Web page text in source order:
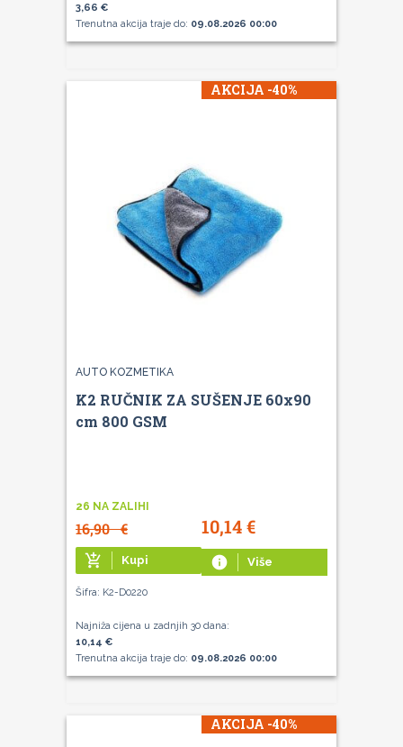
3,66 €
Trenutna akcija traje do: 09.08.2026 00:00
AKCIJA -40%
AUTO KOZMETIKA
K2 RUČNIK ZA SUŠENJE 60x90
cm 800 GSM
26 NA ZALIHI
16,90€ 10,14€
add_shopping_cart Kupi info Više
Šifra: K2-D0220
Najniža cijena u zadnjih 30 dana:
10,14 €
Trenutna akcija traje do: 09.08.2026 00:00
AKCIJA -40%